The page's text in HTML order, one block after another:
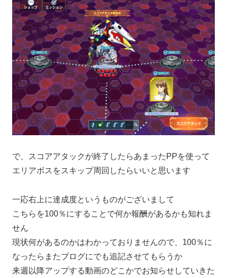
で、スコアアタックが終了したらあまったPPを使って
エリアボスをスキップ周回したらいいと思います
一応右上に達成度というものがございまして
こちらを100％にすることで何か報酬があるかも知れま
せん
現状何があるのかはわかっておりませんので、100％に
なったらまたブログにでも追記させてもらうか
来週以降アップする動画のどこかでお知らせしていきた